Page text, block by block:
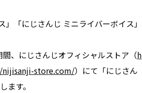
「にじさんじ ミニライバーボイス」
、にじさんじオフィシャルストア（h
store.com/）にて「にじさん
ます。